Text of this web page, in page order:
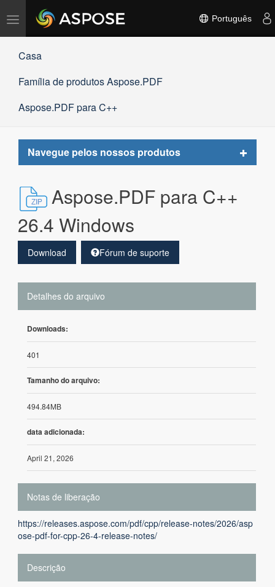
Alternar
navegação
Português
Casa
Família de produtos Aspose.PDF
Aspose.PDF para C++
Navegue pelos nossos produtos
Toggle
Aspose.PDF para C++
26.4 Windows
Download Fórum de suporte
Detalhes do arquivo
Downloads:
401
Tamanho do arquivo:
494.84MB
data adicionada:
April 21, 2026
Notas de liberação
https://releases.aspose.com/pdf/cpp/release-notes/2026/asp
ose-pdf-for-cpp-26-4-release-notes/
Descrição